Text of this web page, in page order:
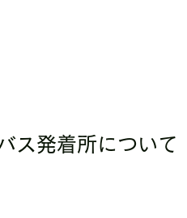
ス発着所について